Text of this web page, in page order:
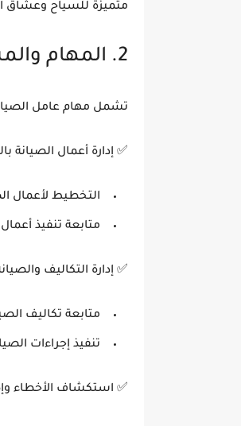
متميزة للسياح وعشاق
2. المهام والمسؤوليات الأساسية لعامل الصيانة
تشمل مهام عامل
✅ إدارة أعمال الصيانة
التخطيط لأعمال
متابعة تنفيذ
✅ إدارة التكاليف
متابعة تكاليف
تنفيذ إجراءات
✅ استكشاف الأخطاء